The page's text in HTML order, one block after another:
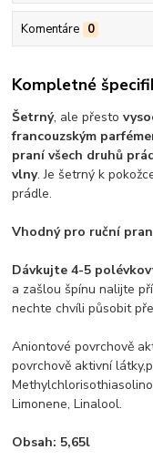
Komentáre 0
Kompletné
Šetrný, ale přesto
francouzským
praní všech druhů
vlny. Je šetrný k
prádle.
Vhodný pro ruční
Dávkujte 4-5
a zašlou špínu nalijte
nechte chvíli působit
Aniontové povrchově
povrchově aktivní
Limonene, Linalool.
Obsah: 5,65l